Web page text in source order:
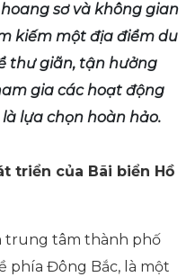
sơ và không gian
kiếm một địa điểm du
thư giãn, tận hưởng
gia các hoạt động
lựa chọn hoàn hảo.
triển của Bãi biển Hồ
trung tâm thành phố
phía Đông Bắc, là một